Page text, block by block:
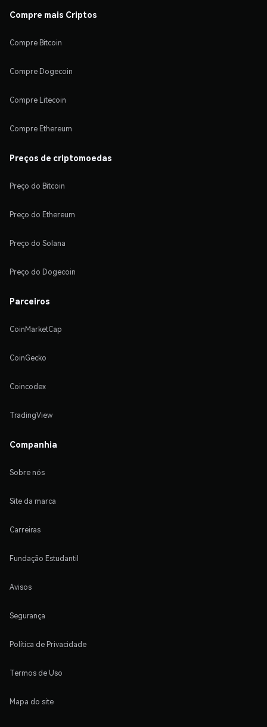
Compre mais Criptos
Compre Bitcoin
Compre Dogecoin
Compre Litecoin
Compre Ethereum
Preços de criptomoedas
Preço do Bitcoin
Preço do Ethereum
Preço do Solana
Preço do Dogecoin
Parceiros
CoinMarketCap
CoinGecko
Coincodex
TradingView
Companhia
Sobre nós
Site da marca
Carreiras
Fundação Estudantil
Avisos
Segurança
Política de Privacidade
Termos de Uso
Mapa do site